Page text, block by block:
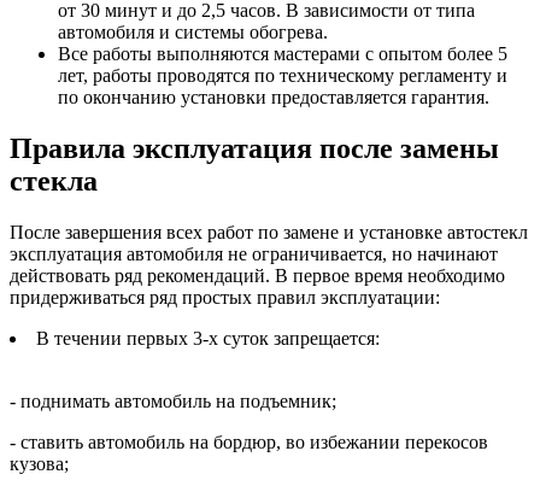
от 30 минут и до 2,5 часов. В зависимости от типа
автомобиля и системы обогрева.
Все работы выполняются мастерами с опытом более 5
лет, работы проводятся по техническому регламенту и
по окончанию установки предоставляется гарантия.
Правила эксплуатация после замены
стекла
После завершения всех работ по замене и установке автостекл
эксплуатация автомобиля не ограничивается, но начинают
действовать ряд рекомендаций. В первое время необходимо
придерживаться ряд простых правил эксплуатации:
В течении первых 3-х суток запрещается:
- поднимать автомобиль на подъемник;
- ставить автомобиль на бордюр, во избежании перекосов
кузова;